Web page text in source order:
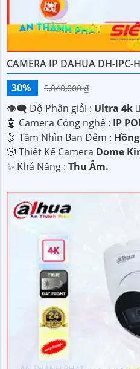
CAMERA IP DAHUA DH-IPC-
30%
5,040,000 ₫
👁️‍🗨 Độ Phân giải : Ultra 4k
🤖️ Camera Công nghệ : IP
🌛 Tầm Nhìn Ban Đêm :
🎲 Thiết Kế Camera Dome
️✨ Khả Năng : Thu Âm.